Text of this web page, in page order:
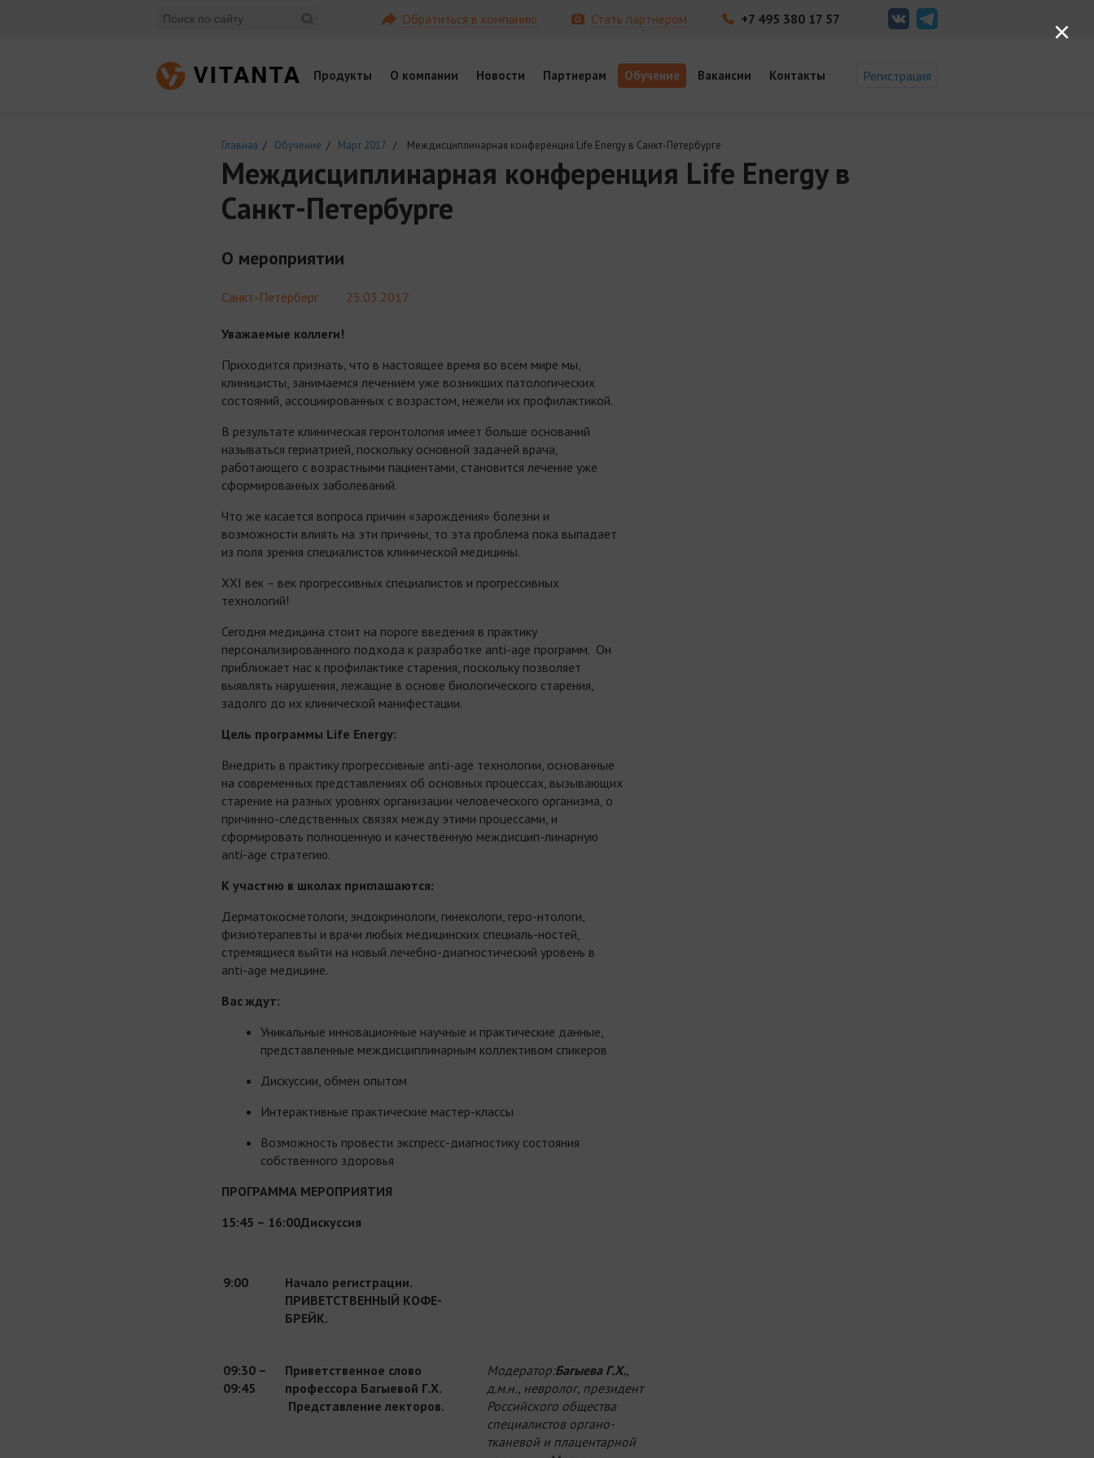
Обратиться в компанию Стать партнером +7 495 380 17 57
Продукты О компании Новости Партнерам Обучение Вакансии Контакты Регистрация
Главная / Обучение / Март 2017 / Междисциплинарная конференция Life Energy в Санкт-Петербурге
Междисциплинарная конференция Life Energy в
Санкт-Петербурге
О мероприятии
Санкт-Петерберг 25.03.2017
Уважаемые коллеги!
Приходится признать, что в настоящее время во всем мире мы,
клиницисты, занимаемся лечением уже возникших патологических
состояний, ассоциированных с возрастом, нежели их профилактикой.
В результате клиническая геронтология имеет больше оснований
называться гериатрией, поскольку основной задачей врача,
работающего с возрастными пациентами, становится лечение уже
сформированных заболеваний.
Что же касается вопроса причин «зарождения» болезни и
возможности влиять на эти причины, то эта проблема пока выпадает
из поля зрения специалистов клинической медицины.
XXI век – век прогрессивных специалистов и прогрессивных
технологий!
Сегодня медицина стоит на пороге введения в практику
персонализированного подхода к разработке anti-age программ. Он
приближает нас к профилактике старения, поскольку позволяет
выявлять нарушения, лежащие в основе биологического старения,
задолго до их клинической манифестации.
Цель программы Life Energy:
Внедрить в практику прогрессивные anti-age технологии, основанные
на современных представлениях об основных процессах, вызывающих
старение на разных уровнях организации человеческого организма, о
причинно-следственных связях между этими процессами, и
сформировать полноценную и качественную междисцип-линарную
anti-age стратегию.
К участию в школах приглашаются:
Дерматокосметологи, эндокринологи, гинекологи, геро-нтологи,
физиотерапевты и врачи любых медицинских специаль-ностей,
стремящиеся выйти на новый лечебно-диагностический уровень в
anti-age медицине.
Вас ждут:
Уникальные инновационные научные и практические данные,
представленные междисциплинарным коллективом спикеров
Дискуссии, обмен опытом
Интерактивные практические мастер-классы
Возможность провести экспресс-диагностику состояния
собственного здоровья
ПРОГРАММА МЕРОПРИЯТИЯ
15:45 – 16:00Дискуссия
9:00
Начало регистрации.
ПРИВЕТСТВЕННЫЙ КОФЕ-
БРЕЙК.
09:30 –
09:45
Приветственное слово
профессора Багыевой Г.Х.
Представление лекторов.
Модератор:Багыева Г.Х.
д.м.н., невролог, президент
Российского общества
специалистов органо-
тканевой и плацентарной
×